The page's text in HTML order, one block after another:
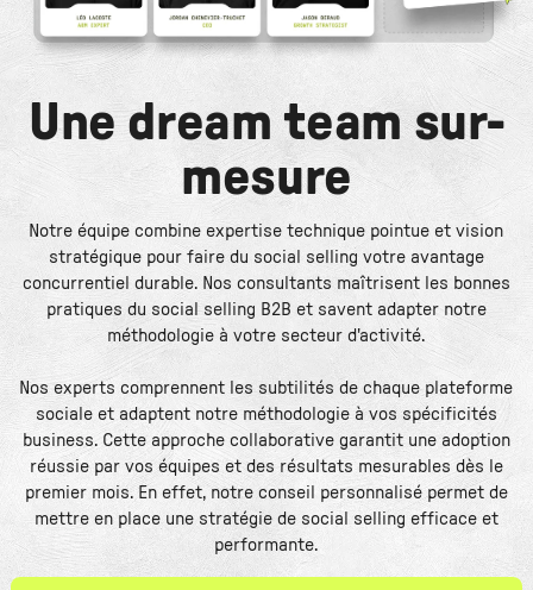
Une dream team sur-
mesure
Notre équipe combine expertise technique pointue et vision
stratégique pour faire du social selling votre avantage
concurrentiel durable. Nos consultants maîtrisent les bonnes
pratiques du social selling B2B et savent adapter notre
méthodologie à votre secteur d'activité.
Nos experts comprennent les subtilités de chaque plateforme
sociale et adaptent notre méthodologie à vos spécificités
business. Cette approche collaborative garantit une adoption
réussie par vos équipes et des résultats mesurables dès le
premier mois. En effet, notre conseil personnalisé permet de
mettre en place une stratégie de social selling efficace et
performante.